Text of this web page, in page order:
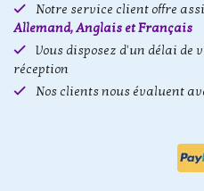
Notre service client offre
Allemand, Anglais et Français
Vous disposez d'un délai
réception
Nos clients nous évaluent